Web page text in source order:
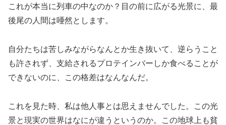
これが本当に列車の中なのか？目の前に広がる光景に、最
後尾の人間は唖然とします。
自分たちは苦しみながらなんとか生き抜いて、逆らうこと
も許されず、支給されるプロテインバーしか食べることが
できないのに、この格差はなんなんだ。
これを見た時、私は他人事とは思えませんでした。この光
景と現実の世界はなにが違うというのか。この地球上も貧